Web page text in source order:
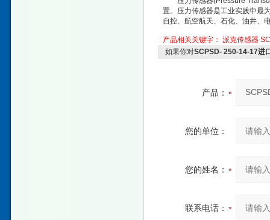
置。压力传感器是工业实践中最
自控、航空航天、石化、油井、
产品相关关键字： 派克传感器
如果你对SCPSD- 250-14-17进
产品：
您的单位：
您的姓名：
联系电话：